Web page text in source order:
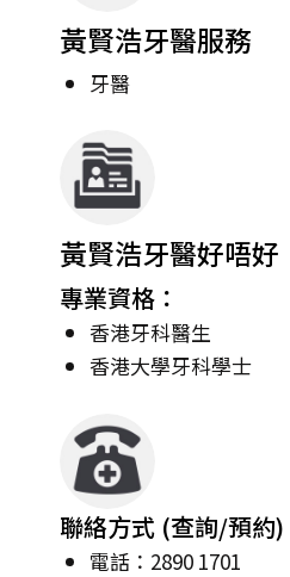
黃賢浩牙醫服務
牙醫
黃賢浩牙醫好唔好
專業資格：
香港牙科醫生
香港大學牙科學士
聯絡方式 (查詢/預約)
電話：2890 1701